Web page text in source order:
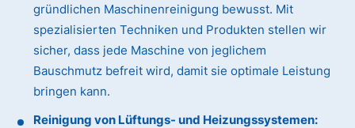
gründlichen Maschinenreinigung bewusst. Mit
spezialisierten Techniken und Produkten stellen wir
sicher, dass jede Maschine von jeglichem
Bauschmutz befreit wird, damit sie optimale Leistung
bringen kann.
Reinigung von Lüftungs- und Heizungssystemen: